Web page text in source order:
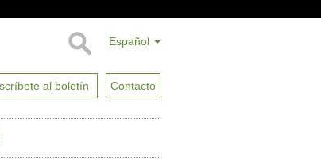
Español
al boletín Contacto